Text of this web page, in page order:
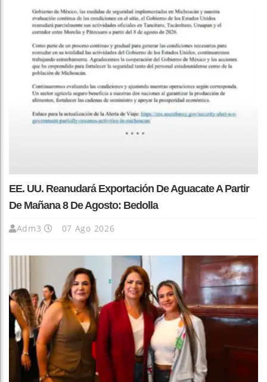
EE. UU. Reanudará Exportación De Aguacate A Partir
De Mañana 8 De Agosto: Bedolla
Adm3 07 Ago 2026